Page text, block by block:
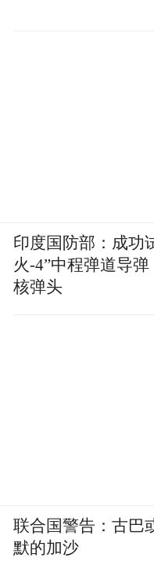
印度国防部：成功
火-4”中程弹道导
核弹头
联合国警告：古巴
默的加沙